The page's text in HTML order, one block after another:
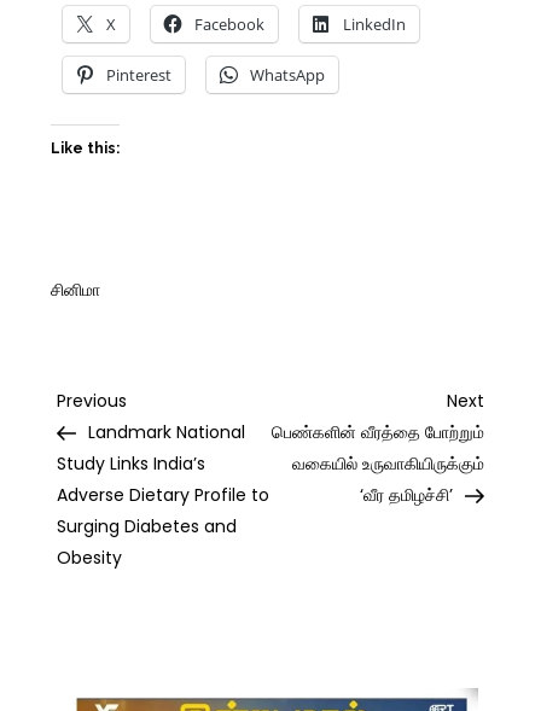
X Facebook LinkedIn
Pinterest WhatsApp
Like this:
சினிமா
Post
navigation
Previous
Post
Previous
Landmark National
Study Links India’s
Adverse Dietary Profile to
Surging Diabetes and
Obesity
Next
Post
Next
பெண்களின் வீரத்தை போற்றும்
வகையில் உருவாகியிருக்கும்
‘வீர தமிழச்சி’